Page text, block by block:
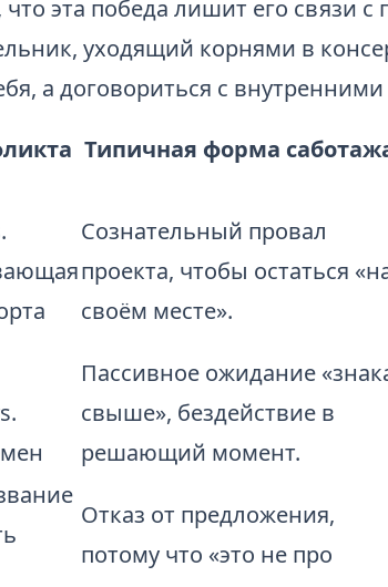
что эта победа лишит его связи
уходящий корнями в
а договориться с
Типичная форма
Сознательный провал
проекта, чтобы остаться
своём месте».
Пассивное ожидание
свыше», бездействие в
решающий момент.
Отказ от предложения,
потому что «это не про